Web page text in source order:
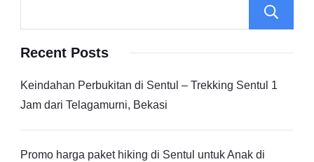
Recent Posts
Keindahan Perbukitan di Sentul – Trekking Sentul 1
Jam dari Telagamurni, Bekasi
Promo harga paket hiking di Sentul untuk Anak di